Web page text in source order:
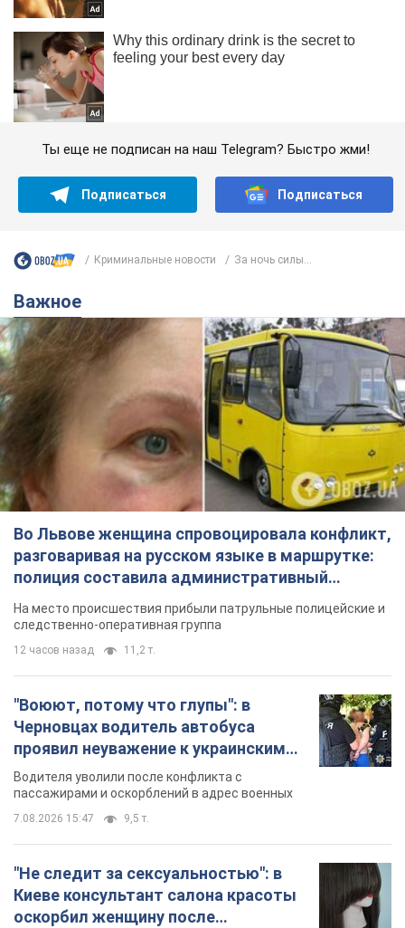
Ты еще не подписан на наш Telegram? Быстро жми!
Подписаться Подписаться
Криминальные новости За ночь силы...
Важное
Во Львове женщина спровоцировала конфликт,
разговаривая на русском языке в маршрутке:
полиция составила административный
протокол. Видео
На место происшествия прибыли патрульные полицейские и
следственно-оперативная группа
12 часов назад 11,2 т.
"Воюют, потому что глупы": в
Черновцах водитель автобуса
проявил неуважение к украинским
военным и поплатился за это.
Видео
Водителя уволили после конфликта с
пассажирами и оскорблений в адрес военных
7.08.2026 15:47 9,5 т.
"Не следит за сексуальностью": в
Киеве консультант салона красоты
оскорбил женщину после